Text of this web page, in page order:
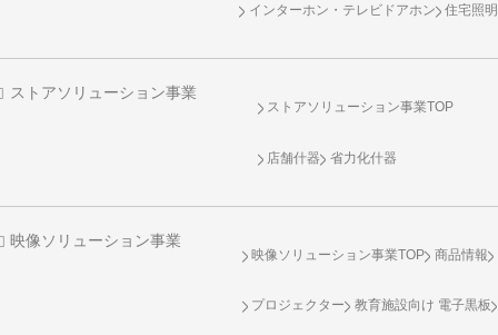
インターホン・テレビドアホン 住宅照明
ストアソリューション事業
ストアソリューション事業TOP
店舗什器 省力化什器
映像ソリューション事業
映像ソリューション事業TOP 商品情報
プロジェクター 教育施設向け 電子黒板